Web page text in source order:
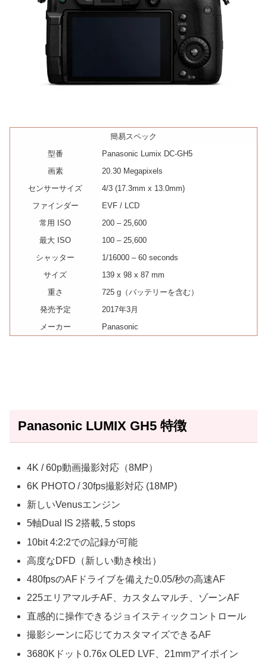
簡易スペック
型番
Panasonic Lumix DC-GH5
画素
20.30 Megapixels
センサーサイズ
4/3 (17.3mm x 13.0mm)
ファインダー
EVF / LCD
常用 ISO
200 – 25,600
最大 ISO
100 – 25,600
シャッター
1/16000 – 60 seconds
サイズ
139 x 98 x 87 mm
重さ
725 g（バッテリーを含む）
発売予定
2017年3月
メーカー
Panasonic
Panasonic LUMIX GH5 特徴
4K / 60p動画撮影対応（8MP）
6K PHOTO / 30fps撮影対応 (18MP)
新しいVenusエンジン
5軸Dual IS 2搭載, 5 stops
10bit 4:2:2での記録が可能
高度なDFD（新しい動き検出）
480fpsのAFドライブを備えた0.05/秒の高速AF
225エリアマルチAF、カスタムマルチ、ゾーンAF
直感的に操作できるジョイスティックコントロール
撮影シーンに応じてカスタマイズできるAF
3680Kドット0.76x OLED LVF、21mmアイポイン